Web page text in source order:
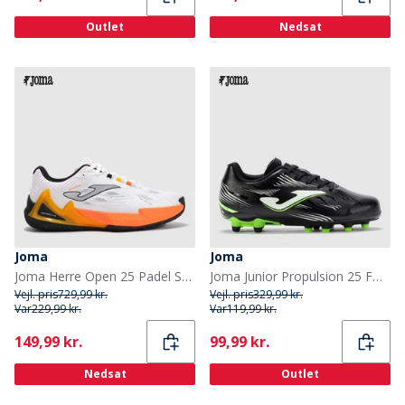
Outlet Nedsat
Joma
Joma Herre Open 25 Padel Sko White Fluorescent Saffron
Vejl. pris729,99 kr.
Var229,99 kr.
Current
149,99 kr.
Nedsat
Joma
Joma Junior Propulsion 25 FG Faste Jord Fodboldstøvler Sort
Vejl. pris329,99 kr.
Var119,99 kr.
Current
99,99 kr.
Outlet